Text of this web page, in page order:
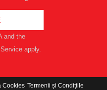
and the
apply.
Cookies Termenii și Condițiile